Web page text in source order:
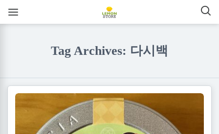
Tag Archives: 다시백